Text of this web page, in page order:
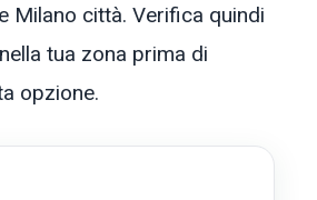
Milano città. Verifica quindi
tua zona prima di
opzione.